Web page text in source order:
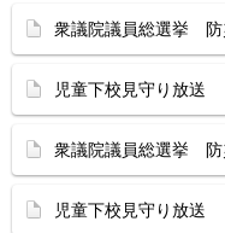
衆議院議員総選挙 防
児童下校見守り放送
衆議院議員総選挙 防
児童下校見守り放送